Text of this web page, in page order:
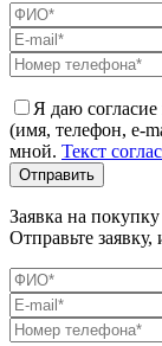
Я даю
(имя, телефон, e-
мной. Текст
Заявка на покупку
Отправьте